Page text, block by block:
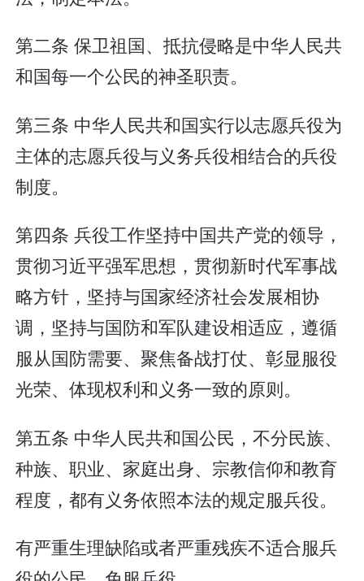
第二条 保卫祖国、抵抗侵略是中华人民共
和国每一个公民的神圣职责。
第三条 中华人民共和国实行以志愿兵役为
主体的志愿兵役与义务兵役相结合的兵役
制度。
第四条 兵役工作坚持中国共产党的领导，
贯彻习近平强军思想，贯彻新时代军事战
略方针，坚持与国家经济社会发展相协
调，坚持与国防和军队建设相适应，遵循
服从国防需要、聚焦备战打仗、彰显服役
光荣、体现权利和义务一致的原则。
第五条 中华人民共和国公民，不分民族、
种族、职业、家庭出身、宗教信仰和教育
程度，都有义务依照本法的规定服兵役。
有严重生理缺陷或者严重残疾不适合服兵